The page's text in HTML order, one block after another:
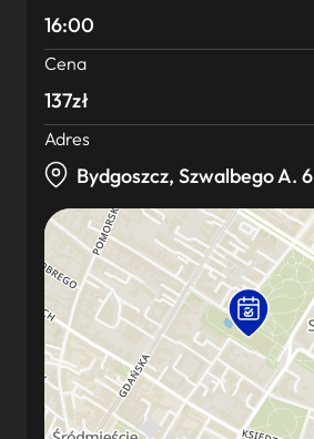
16:00
Cena
137zł
Adres
Bydgoszcz, Szwalbego A. 6